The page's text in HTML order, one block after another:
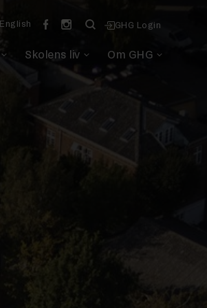
Skolens liv Om GHG
English GHG Login